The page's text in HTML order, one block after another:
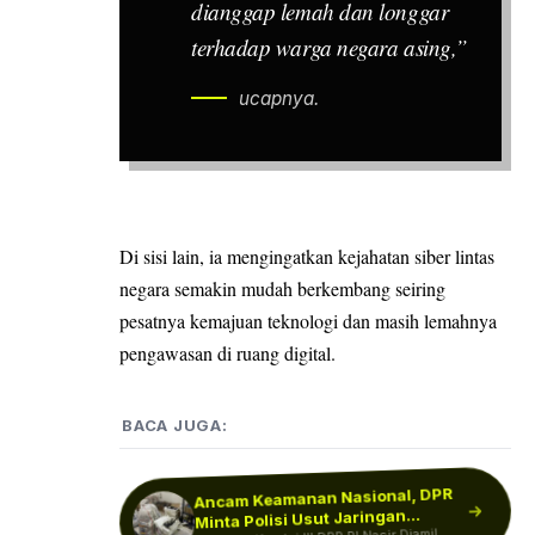
dianggap lemah dan longgar
terhadap warga negara asing,”
ucapnya.
Di sisi lain, ia mengingatkan kejahatan siber lintas
negara semakin mudah berkembang seiring
pesatnya kemajuan teknologi dan masih lemahnya
pengawasan di ruang digital.
BACA JUGA:
Ancam Keamanan Nasional, DPR
Minta Polisi Usut Jaringan
Kemlu Bakal Selidiki Dugaan WN
Israel Miliki Vila hingga
WN Israel di Bali: Kemlu Buka